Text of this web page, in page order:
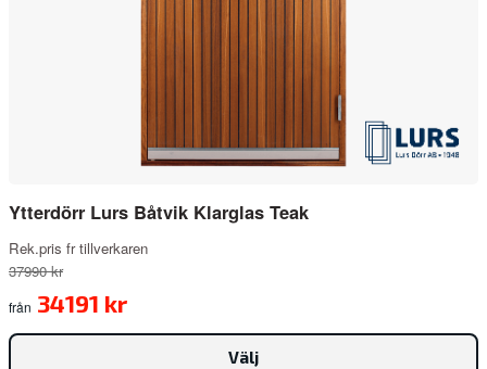
Ytterdörr Lurs Båtvik Klarglas Teak
Rek.pris fr tillverkaren
37990 kr
från 34191 kr
Välj